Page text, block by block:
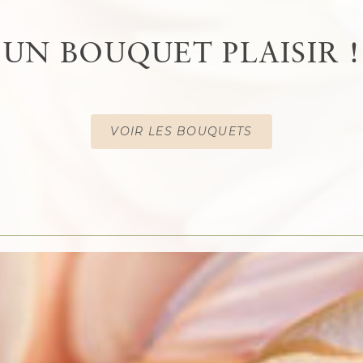
UN BOUQUET PLAISIR !
VOIR LES BOUQUETS